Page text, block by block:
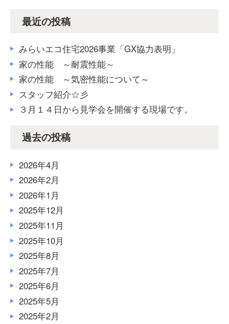
最近の投稿
みらいエコ住宅2026事業「GX協力表明」
家の性能 ～耐震性能～
家の性能 ～気密性能について～
スタッフ紹介☆彡
３月１４日から見学会を開催する現場です。
過去の投稿
2026年4月
2026年2月
2026年1月
2025年12月
2025年11月
2025年10月
2025年8月
2025年7月
2025年6月
2025年5月
2025年2月